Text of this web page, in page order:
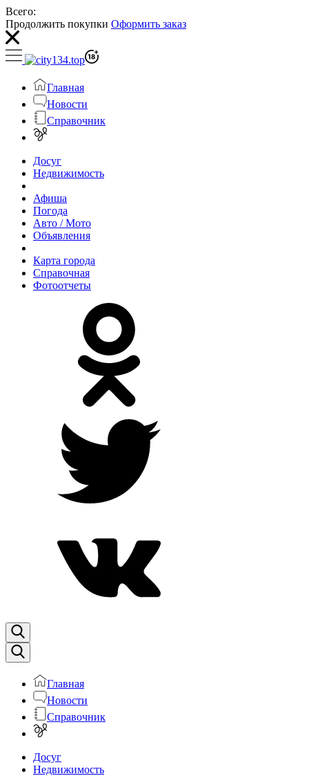
Всего:
Продолжить покупки Оформить заказ
Главная
Новости
Справочник
Досуг
Недвижимость
Афиша
Погода
Авто / Мото
Объявления
Карта города
Справочная
Фотоотчеты
Главная
Новости
Справочник
Досуг
Недвижимость